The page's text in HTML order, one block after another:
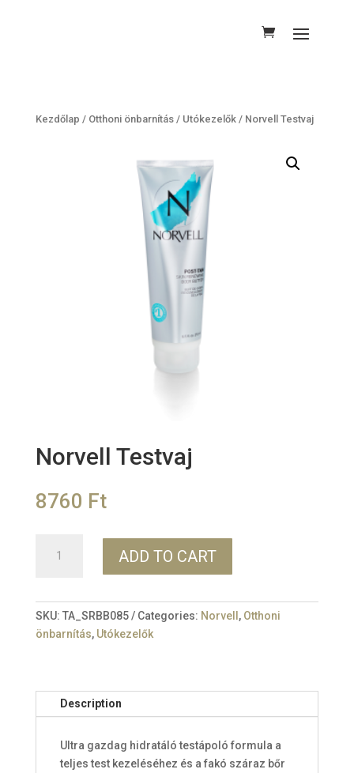
Kezdőlap / Otthoni önbarnítás/ Utókezelők/ Norvell Testvaj
Norvell Testvaj
8760 Ft
Testvaj
ADD TO CART
SKU: TA_SRBB085 Categories: Norvell , Otthoni
önbarnítás, Utókezelők
Description
Ultra gazdag hidratáló testápoló formula a
teljes test kezeléséhez és a fakó száraz bőr